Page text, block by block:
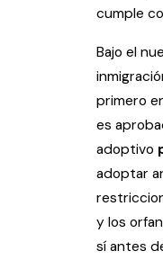
cumple
Bajo el
primero
es
adoptivo
adoptar
y los
sí antes